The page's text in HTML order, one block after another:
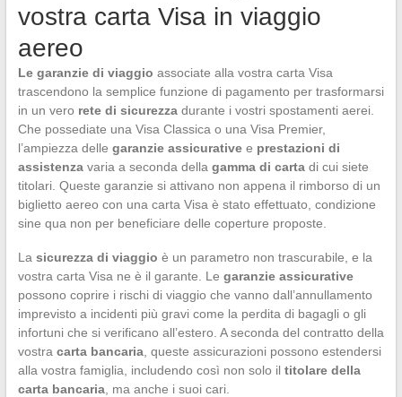
vostra carta Visa in viaggio
aereo
Le garanzie di viaggio associate alla vostra carta Visa
trascendono la semplice funzione di pagamento per trasformarsi
in un vero rete di sicurezzadurante i vostri spostamenti aerei.
Che possediate una Visa Classica o una Visa Premier,
l’ampiezza delle garanzie assicurativee prestazioni di
assistenzavaria a seconda della gamma di cartadi cui siete
titolari. Queste garanzie si attivano non appena il rimborso di un
biglietto aereo con una carta Visa è stato effettuato, condizione
sine qua non per beneficiare delle coperture proposte.
La sicurezza di viaggio è un parametro non trascurabile, e la
vostra carta Visa ne è il garante. Le garanzie assicurative
possono coprire i rischi di viaggio che vanno dall’annullamento
imprevisto a incidenti più gravi come la perdita di bagagli o gli
infortuni che si verificano all’estero. A seconda del contratto della
vostra carta bancaria, queste assicurazioni possono estendersi
alla vostra famiglia, includendo così non solo il titolare della
carta bancaria, ma anche i suoi cari.